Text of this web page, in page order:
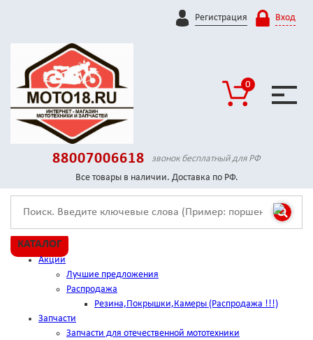
Регистрация Вход
0
88007006618
звонок бесплатный для РФ
Все товары в наличии. Доставка по РФ.
КАТАЛОГ
Акции
Лучшие предложения
Распродажа
Резина,Покрышки,Камеры (Распродажа !!!)
Запчасти
Запчасти для отечественной мототехники